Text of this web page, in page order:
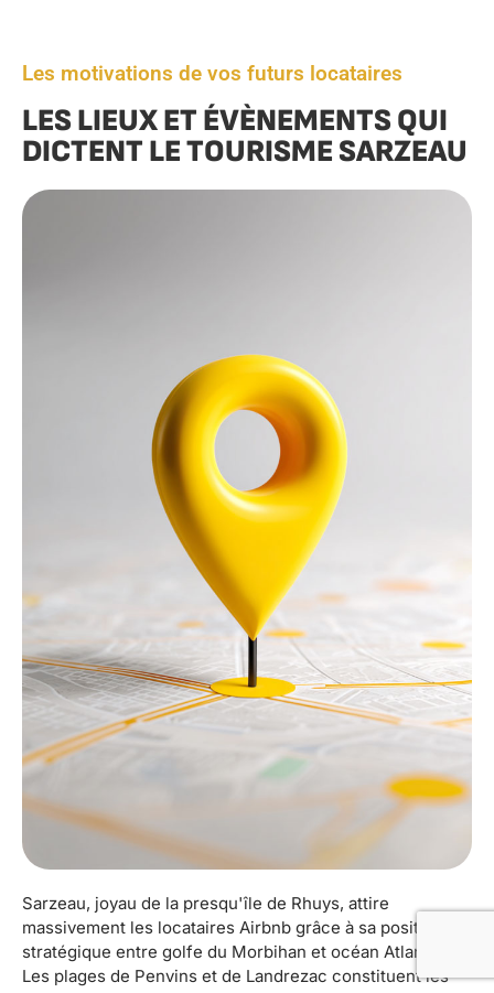
Les motivations de vos futurs locataires
LES LIEUX ET ÉVÈNEMENTS QUI
DICTENT LE TOURISME SARZEAU
Sarzeau, joyau de la presqu'île de Rhuys, attire
massivement les locataires Airbnb grâce à sa position
stratégique entre golfe du Morbihan et océan Atlantique.
Les plages de Penvins et de Landrezac constituent les